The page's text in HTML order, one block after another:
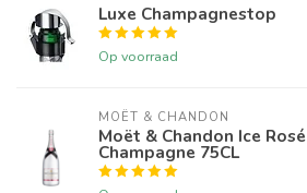
Luxe Champagnestop
Op voorraad
MOËT & CHANDON
Moët & Chandon Ice Rosé
Champagne 75CL